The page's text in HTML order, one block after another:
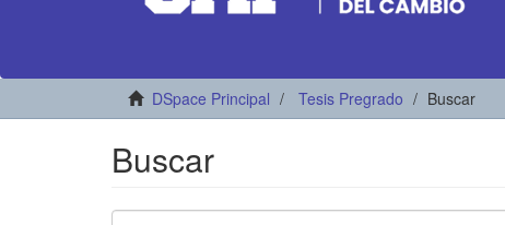
DSpace Principal Tesis Pregrado Buscar
Buscar